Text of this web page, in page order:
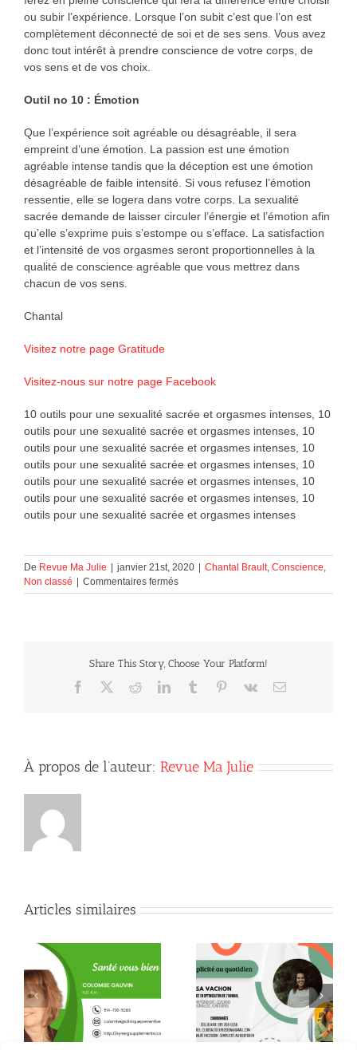
ou subir l’expérience. Lorsque l’on subit c’est que l’on est
complètement déconnecté de soi et de ses sens. Vous avez
donc tout intérêt à prendre conscience de votre corps, de
vos sens et de vos choix.
Outil no 10 : Émotion
Que l’expérience soit agréable ou désagréable, il sera
empreint d’une émotion. La passion est une émotion
agréable intense tandis que la déception est une émotion
désagréable de faible intensité. Si vous refusez l’émotion
ressentie, elle se logera dans votre corps. La sexualité
sacrée demande de laisser circuler l’énergie et l’émotion afin
qu’elle s’exprime puis s’estompe ou s’efface. La satisfaction
et l’intensité de vos orgasmes seront proportionnelles à la
qualité de conscience agréable que vous mettrez dans
chacun de vos sens.
Chantal
Visitez notre page Gratitude
Visitez-nous sur notre page Facebook
10 outils pour une sexualité sacrée et orgasmes intenses, 10
outils pour une sexualité sacrée et orgasmes intenses, 10
outils pour une sexualité sacrée et orgasmes intenses, 10
outils pour une sexualité sacrée et orgasmes intenses, 10
outils pour une sexualité sacrée et orgasmes intenses, 10
outils pour une sexualité sacrée et orgasmes intenses, 10
outils pour une sexualité sacrée et orgasmes intenses
De Revue Ma Julie | janvier 21st, 2020 | Chantal Brault, Conscience,
Non classé | Commentaires ferméssur
10
sacrée
orgasmes
Share This Story, Choose Your Platform!
Facebook RedditLinkedInTumblr Pinterest
Vk Courriel
À propos de l’auteur: Revue Ma Julie
Articles similaires
Quand la conscience
fait son chemin jusque
dans l’assiette !
Quelques citations de
Neale Donald Walsch